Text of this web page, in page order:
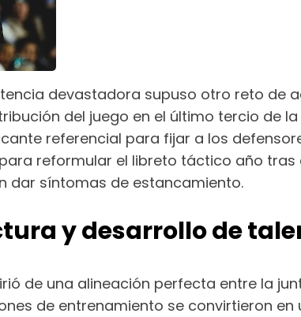
devastadora supuso otro reto de
del juego en el último tercio de
referencial para fijar a los
reformular el libreto táctico año
dar síntomas de estancamiento.
y desarrollo de
de una alineación perfecta entre la
de entrenamiento se convirtieron